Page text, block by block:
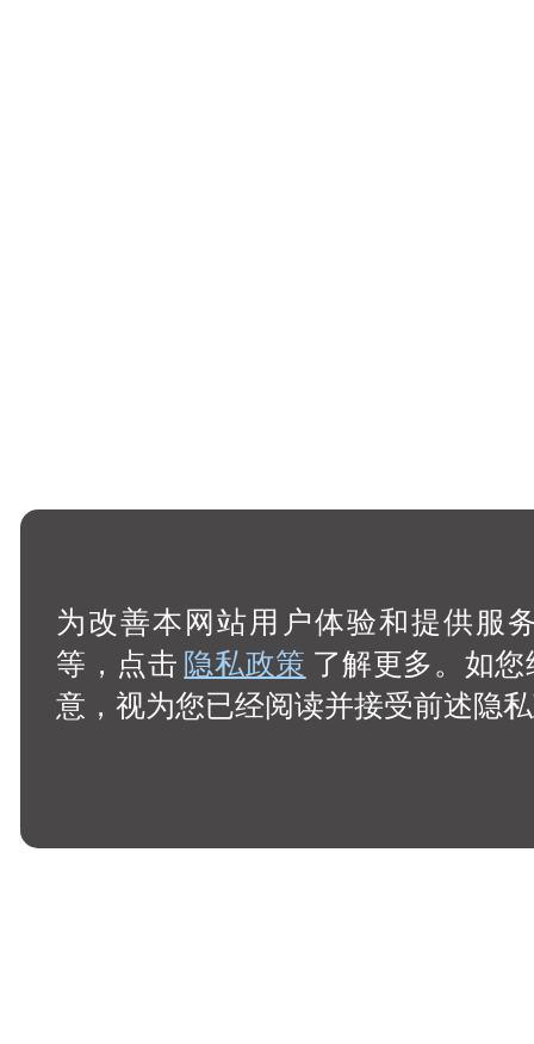
为改善本网站用户体验和提供服
等，点击隐私政策 了解更多。如
意，视为您已经阅读并接受前述隐